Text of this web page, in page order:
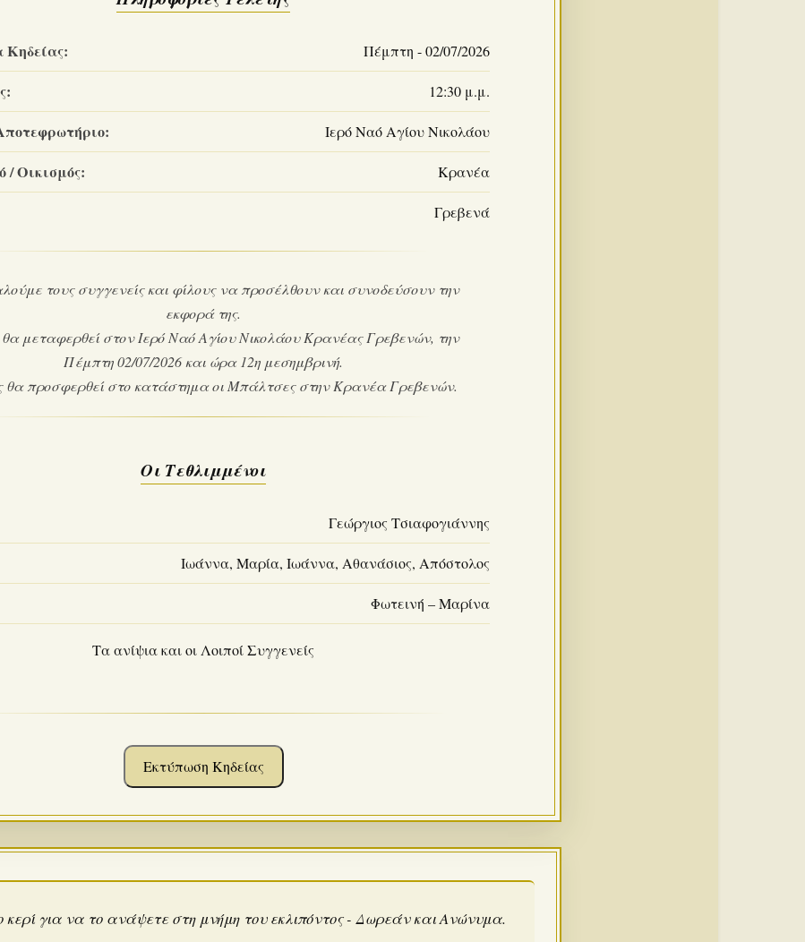
Πέμπτη - 02/07/2026
12:30 μ.μ.
Ιερό Ναό Αγίου Νικολάου
/ Οικισμός: Κρανέα
Γρεβενά
τους συγγενείς και φίλους να προσέλθουν και συνοδεύσουν την
εκφορά της.
μεταφερθεί στον Ιερό Ναό Αγίου Νικολάου Κρανέας Γρεβενών, την
Πέμπτη 02/07/2026 και ώρα 12η μεσημβρινή.
θα προσφερθεί στο κατάστημα οι Μπάλτσες στην Κρανέα Γρεβενών.
Οι Τεθλιμμένοι
Γεώργιος Τσιαφογιάννης
Ιωάννα, Μαρία, Ιωάννα, Αθανάσιος, Απόστολος
Φωτεινή – Μαρίνα
Τα ανίψια και οι Λοιποί Συγγενείς
Εκτύπωση Κηδείας
κερί για να το ανάψετε στη μνήμη του εκλιπόντος - Δωρεάν και Ανώνυμα.